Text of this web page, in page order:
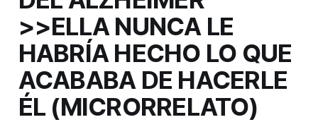
>>ELLA NUNCA LE
HABRÍA HECHO LO QUE
ACABABA DE HACERLE
ÉL (MICRORRELATO)